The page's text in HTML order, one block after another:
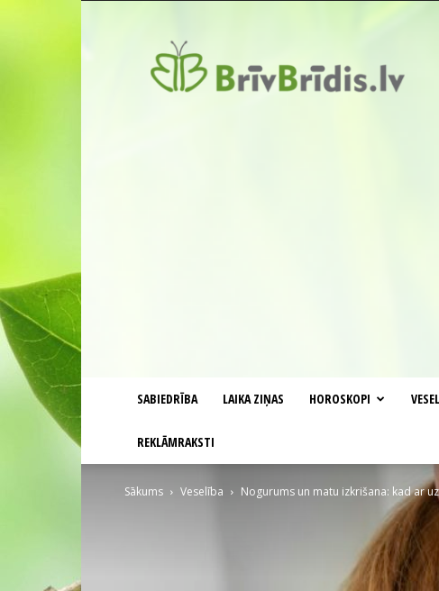
SABIEDRĪBA LAIKA ZIŅAS HOROSKOPI
REKLĀMRAKSTI
Sākums Veselība Nogurums un matu izkrišana: kad ar